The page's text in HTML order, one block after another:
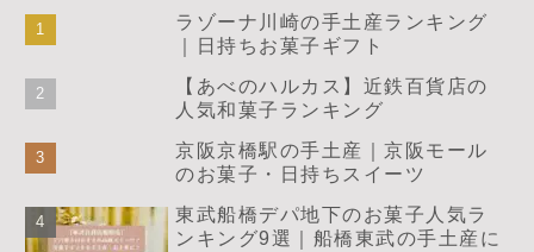
ラゾーナ川崎の手土産ランキング
｜日持ちお菓子ギフト
【あべのハルカス】近鉄百貨店の
人気和菓子ランキング
京阪京橋駅の手土産｜京阪モール
のお菓子・日持ちスイーツ
東武船橋デパ地下のお菓子人気ラ
ンキング9選｜船橋東武の手土産に